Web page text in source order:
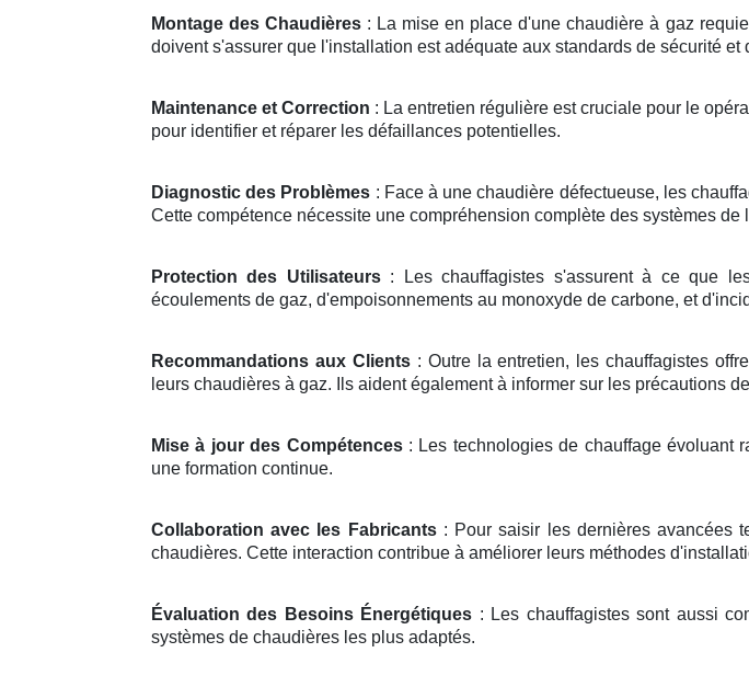
Montage des Chaudières : La mise en place d'une chaudière à gaz
doivent s'assurer que l'installation est adéquate aux standards de sécurité et
Maintenance et Correction : La entretien régulière est cruciale pour le
pour identifier et réparer les défaillances potentielles.
Diagnostic des Problèmes : Face à une chaudière défectueuse, les
Cette compétence nécessite une compréhension complète des systèmes de
Protection des Utilisateurs: Les chauffagistes s'assurent à ce que
écoulements de gaz, d'empoisonnements au monoxyde de carbone, et
Recommandations aux Clients: Outre la entretien, les chauffagistes
leurs chaudières à gaz. Ils aident également à informer sur les précautions
Mise à jour des Compétences: Les technologies de chauffage évoluant
une formation continue.
Collaboration avec les Fabricants: Pour saisir les dernières avancées
chaudières. Cette interaction contribue à améliorer leurs méthodes
Évaluation des Besoins Énergétiques : Les chauffagistes sont aussi
systèmes de chaudières les plus adaptés.